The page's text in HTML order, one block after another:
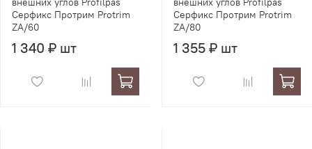
Серфикс Протрим Protrim
ZA/60
1 340 ₽ шт
Серфикс Протрим Protrim
ZA/80
1 355 ₽ шт